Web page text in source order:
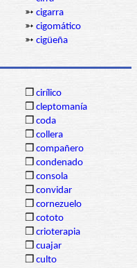
➳ cigarra
➳ cigomático
➳ cigüeña
❒ cirílico
❒ cleptomanía
❒ coda
❒ collera
❒ compañero
❒ condenado
❒ consola
❒ convidar
❒ cornezuelo
❒ cototo
❒ crioterapia
❒ cuajar
❒ culto